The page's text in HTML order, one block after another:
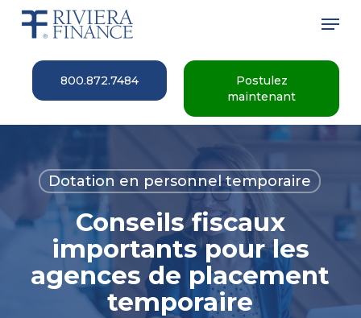
Skip
content
800.872.7484
Postulez
maintenant
Dotation en personnel temporaire
Conseils fiscaux
importants pour les
agences de placement
temporaire
Menu